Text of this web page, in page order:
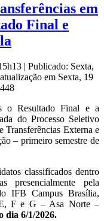
em
Final e
| Publicado: Sexta,
em Sexta, 19
o Resultado Final e a
do Processo Seletivo
Transferências Externa e
– primeiro semestre de
classificados dentro
presencialmente pela
IFB Campus Brasília,
F e G – Asa Norte –
dia 6/1/2026.